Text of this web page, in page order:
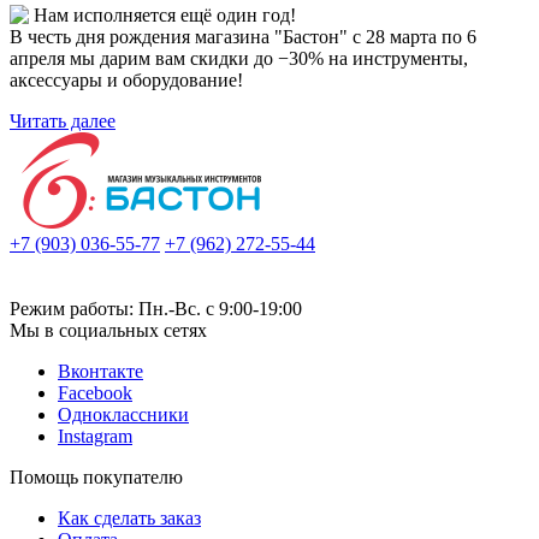
Нам исполняется ещё один год!
В честь дня рождения магазина "Бастон" с 28 марта по 6
апреля мы дарим вам скидки до −30% на инструменты,
аксессуары и оборудование!
Читать далее
+7 (903) 036-55-77 +7 (962) 272-55-44
Режим работы: Пн.-Вс. с 9:00-19:00
Мы в социальных сетях
Вконтакте
Facebook
Одноклассники
Instagram
Помощь покупателю
Как сделать заказ